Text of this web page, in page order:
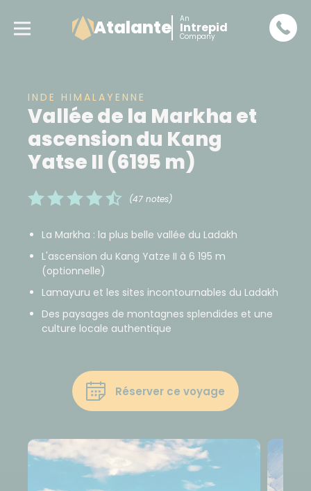
Atalante An
Intrepid
Company
INDE HIMALAYENNE
Vallée de la Markha et
ascension du Kang
Yatse II (6195 m)
(47 notes)
La Markha : la plus belle vallée du Ladakh
L'ascension du Kang Yatze II à 6 195 m
(optionnelle)
Lamayuru et les sites incontournables du Ladakh
Des paysages de montagnes splendides et une
culture locale authentique
Réserver ce voyage